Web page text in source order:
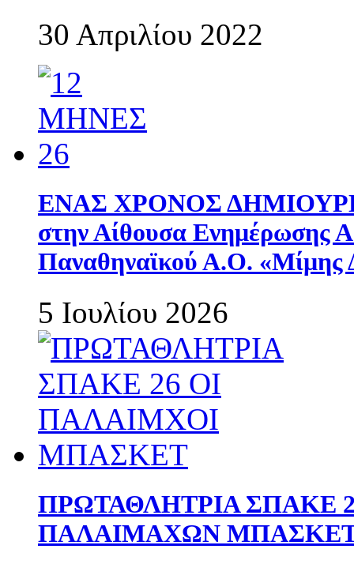
30 Απριλίου 2022
ΕΝΑΣ ΧΡΟΝΟΣ
στην Αίθουσα Ενημέρωσης
Παναθηναϊκού Α.Ο. «Μίμης
5 Ιουλίου 2026
ΠΡΩΤΑΘΛΗΤΡΙΑ ΣΠΑΚΕ
ΠΑΛΑΙΜΑΧΩΝ